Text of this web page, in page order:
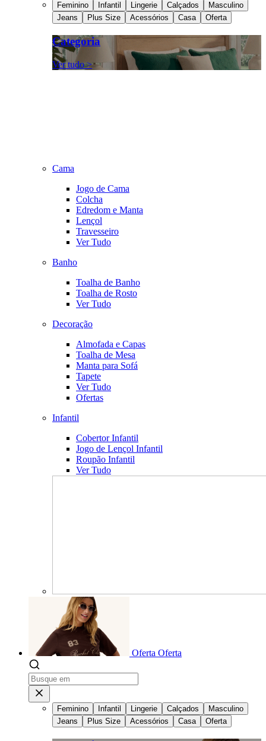
Feminino Infantil Lingerie Calçados
Masculino
Jeans
Plus Size Acessórios Casa Oferta
Categoria
Ver tudo >
Cama
Jogo de Cama
Colcha
Edredom e Manta
Lençol
Travesseiro
Ver Tudo
Banho
Toalha de Banho
Toalha de Rosto
Ver Tudo
Decoração
Almofada e Capas
Toalha de Mesa
Manta para Sofá
Tapete
Ver Tudo
Ofertas
Infantil
Cobertor Infantil
Jogo de Lençol Infantil
Roupão Infantil
Ver Tudo
Oferta Oferta
Feminino Infantil Lingerie Calçados
Masculino
Jeans
Plus Size Acessórios Casa Oferta